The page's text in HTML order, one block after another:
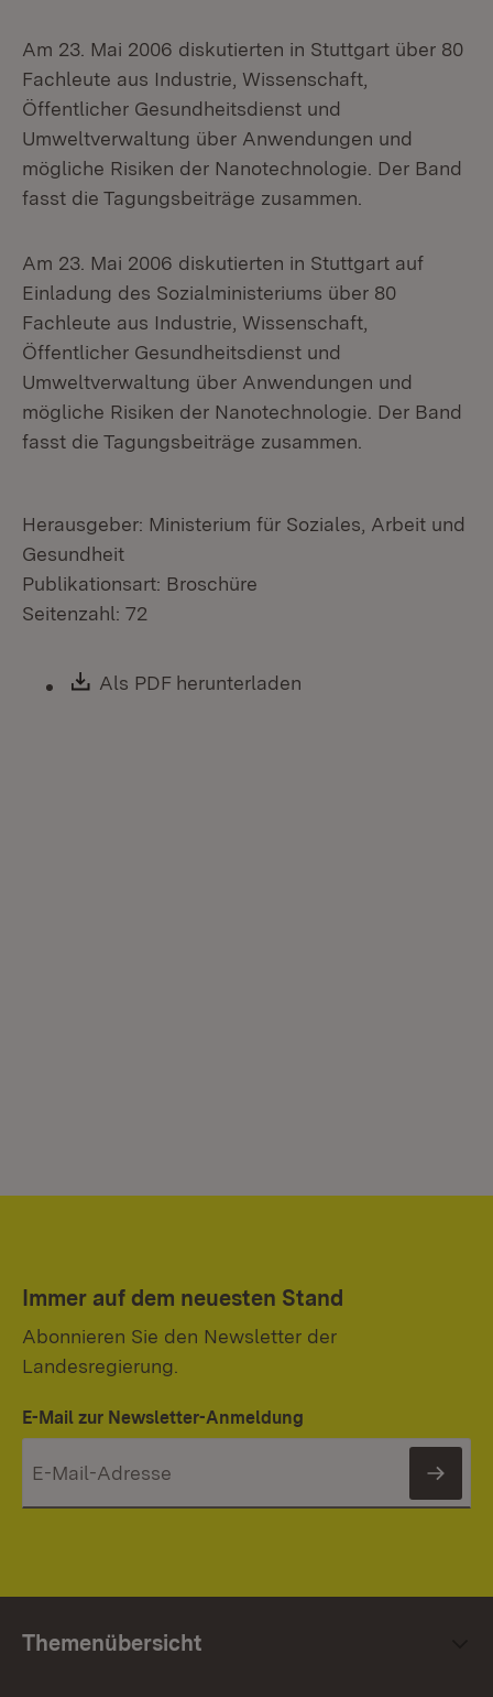
Am 23. Mai 2006 diskutierten in Stuttgart über 80
Fachleute aus Industrie, Wissenschaft,
Öffentlicher Gesundheitsdienst und
Umweltverwaltung über Anwendungen und
mögliche Risiken der Nanotechnologie. Der Band
fasst die Tagungsbeiträge zusammen.
Am 23. Mai 2006 diskutierten in Stuttgart auf
Einladung des Sozialministeriums über 80
Fachleute aus Industrie, Wissenschaft,
Öffentlicher Gesundheitsdienst und
Umweltverwaltung über Anwendungen und
mögliche Risiken der Nanotechnologie. Der Band
fasst die Tagungsbeiträge zusammen.
Herausgeber: Ministerium für Soziales, Arbeit und
Gesundheit
Publikationsart: Broschüre
Seitenzahl: 72
Download:
Als PDF herunterladen
Immer auf dem neuesten Stand
Abonnieren Sie den Newsletter der
Landesregierung.
E-Mail zur Newsletter-Anmeldung
Themenübersicht